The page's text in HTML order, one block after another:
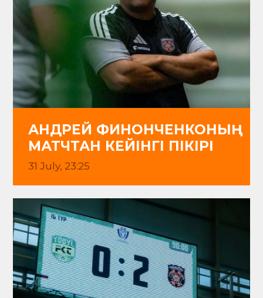
АНДРЕЙ ФИНОНЧЕНКОНЫҢ
МАТЧТАН КЕЙІНГІ ПІКІРІ
31 July, 23:25